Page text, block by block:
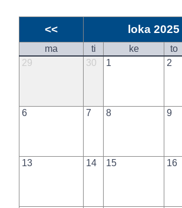
<< loka 2025
ma ti ke to
29
30 1 2
6 7 8 9
13 14 15 16